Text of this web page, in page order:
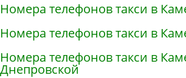
Номера телефонов такси в
Номера телефонов такси в
Номера телефонов такси в
Днепровской